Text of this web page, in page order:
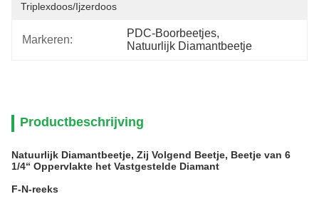
Triplexdoos/ijzerdoos
Markeren:
PDC-Boorbeetjes,
Natuurlijk Diamantbeetje
Productbeschrijving
Natuurlijk Diamantbeetje, Zij Volgend Beetje, Beetje van 6
1/4“ Oppervlakte het Vastgestelde Diamant
F-N-reeks